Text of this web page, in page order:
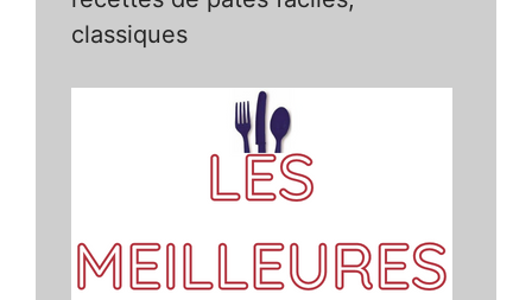
classiques